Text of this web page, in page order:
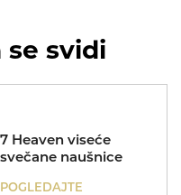
se svidi
7 Heaven viseće
svečane naušnice
POGLEDAJTE